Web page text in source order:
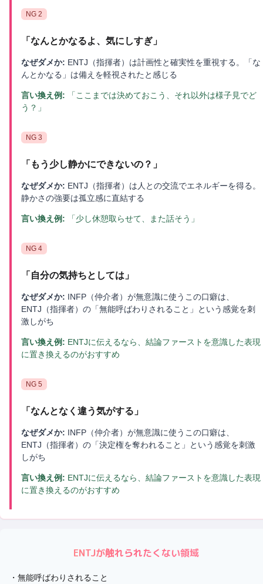
NG 2
「 なんとかなるよ、気にしすぎ 」
なぜダメか: ENTJ（指揮者）は計画性と確実性を重視する。「な
んとかなる」は備えを軽視されたと感じる
言い換え例:
「ここまでは決めておこう、それ以外は様子見でど
う？」
NG 3
「 もう少し静かにできないの？ 」
なぜダメか: ENTJ（指揮者）は人との交流でエネルギーを得る。
静かさの強要は孤立感に直結する
言い換え例: 「少し休憩取らせて、また話そう」
NG 4
「 自分の気持ちとしては 」
なぜダメか: INFP（仲介者）が無意識に使うこの口癖は、
ENTJ（指揮者）の「無能呼ばわりされること」という感覚を刺
激しがち
言い換え例: ENTJに伝えるなら、結論ファーストを意識した表現
に置き換えるのがおすすめ
NG 5
「 なんとなく違う気がする 」
なぜダメか: INFP（仲介者）が無意識に使うこの口癖は、
ENTJ（指揮者）の「決定権を奪われること」という感覚を刺激
しがち
言い換え例: ENTJに伝えるなら、結論ファーストを意識した表現
に置き換えるのがおすすめ
ENTJが触れられたくない領域
・ 無能呼ばわりされること